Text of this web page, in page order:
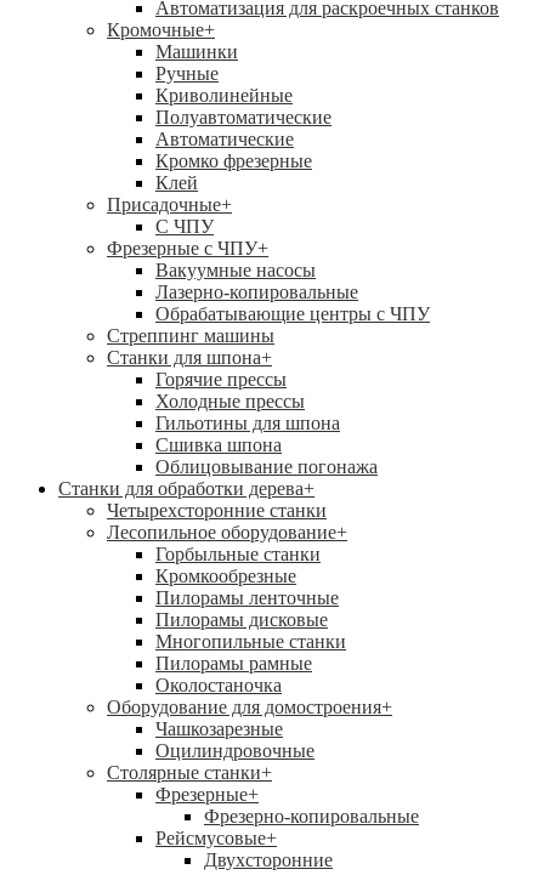
Автоматизация для раскроечных станков
Кромочные+
Машинки
Ручные
Криволинейные
Полуавтоматические
Автоматические
Кромко фрезерные
Клей
Присадочные+
С ЧПУ
Фрезерные с ЧПУ+
Вакуумные насосы
Лазерно-копировальные
Обрабатывающие центры с ЧПУ
Стреппинг машины
Станки для шпона+
Горячие прессы
Холодные прессы
Гильотины для шпона
Сшивка шпона
Облицовывание погонажа
Станки для обработки дерева+
Четырехсторонние станки
Лесопильное оборудование+
Горбыльные станки
Кромкообрезные
Пилорамы ленточные
Пилорамы дисковые
Многопильные станки
Пилорамы рамные
Околостаночка
Оборудование для домостроения+
Чашкозарезные
Оцилиндровочные
Столярные станки+
Фрезерные+
Фрезерно-копировальные
Рейсмусовые+
Двухсторонние